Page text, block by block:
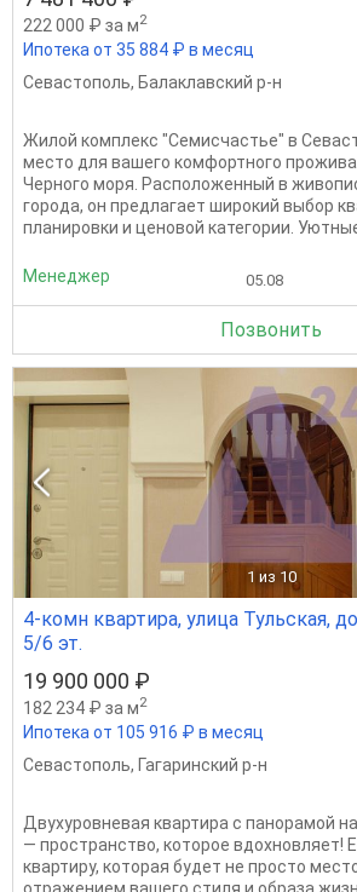
222 000 ₽ за м2
Ипотека от 35 884 ₽ в месяц
Севастополь, Балаклавский р-н
Жилой комплекс "Семисчастье" в
место для вашего комфортного
Черного моря. Расположенный в
города, он предлагает широкий выбор
планировки и ценовой категории. Уютные
Менеджер 05.08
Позвонить
1 из 10
4-комн квартира, улица Тульская,
5/6 эт.
19 900 000 ₽
182 234 ₽ за м2
Ипотека от 105 916 ₽ в месяц
Севастополь, Гагаринский р-н
Двухуровневая квартира с панорамой
— пространство, которое вдохновляет!
квартиру, которая будет не просто